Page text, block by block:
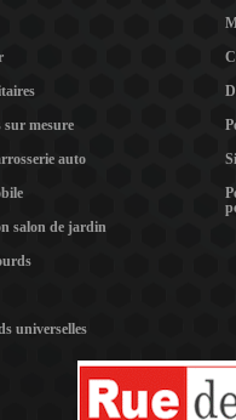
mesure
auto
salon de jardin
universelles